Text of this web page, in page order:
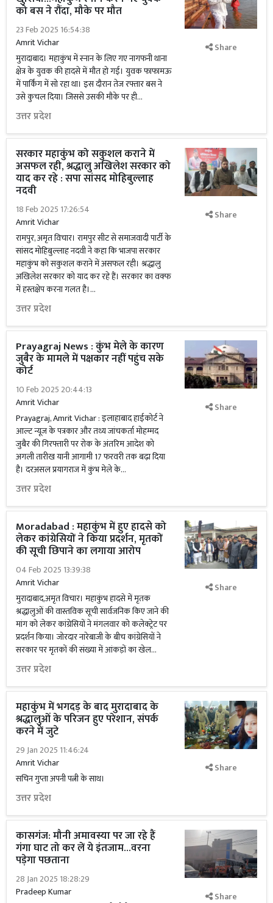
को बस ने रौंदा, मौके पर मौत
23 Feb 2025 16:54:38
Amrit Vichar
मुरादाबाद। महाकुंभ में स्नान के लिए गए नागफनी थाना
क्षेत्र के युवक की हादसे में मौत हो गई। युवक फाफामऊ
में पार्किंग में सो रहा था। इस दौरान तेज रफ्तार बस ने
उसे कुचल दिया। जिससे उसकी मौके पर ही...
उत्तर प्रदेश
Share
सरकार महाकुंभ को सकुशल कराने में
असफल रही, श्रद्धालु अखिलेश सरकार को
याद कर रहे : सपा सांसद मोहिबुल्लाह
नदवी
18 Feb 2025 17:26:54
Amrit Vichar
रामपुर, अमृत विचार। रामपुर सीट से समाजवादी पार्टी के
सांसद मोहिबुल्लाह नदवी ने कहा कि भाजपा सरकार
महाकुंभ को सकुशल कराने में असफल रही। श्रद्धालु
अखिलेश सरकार को याद कर रहे हैं। सरकार का वक्फ
में हस्तक्षेप करना गलत है।...
उत्तर प्रदेश
Share
Prayagraj News : कुंभ मेले के कारण
जुबैर के मामले में पक्षकार नहीं पहुंच सके
कोर्ट
10 Feb 2025 20:44:13
Amrit Vichar
Prayagraj, Amrit Vichar : इलाहाबाद हाईकोर्ट ने
आल्ट न्यूज के पत्रकार और तथ्य जांचकर्ता मोहम्मद
जुबैर की गिरफ्तारी पर रोक के अंतरिम आदेश को
अगली तारीख यानी आगामी 17 फरवरी तक बढ़ा दिया
है। दरअसल प्रयागराज में कुंभ मेले के...
उत्तर प्रदेश
Share
Moradabad : महाकुंभ में हुए हादसे को
लेकर कांग्रेसियों ने किया प्रदर्शन, मृतकों
की सूची छिपाने का लगाया आरोप
04 Feb 2025 13:39:38
Amrit Vichar
मुरादाबाद,अमृत विचार। महाकुंभ हादसे में मृतक
श्रद्धालुओं की वास्तविक सूची सार्वजनिक किए जाने की
मांग को लेकर कांग्रेसियों ने मंगलवार को कलेक्ट्रेट पर
प्रदर्शन किया। जोरदार नारेबाजी के बीच कांग्रेसियों ने
सरकार पर मृतकों की संख्या में आंकड़ों का खेल...
उत्तर प्रदेश
Share
महाकुंभ में भगदड़ के बाद मुरादाबाद के
श्रद्धालुओं के परिजन हुए परेशान, संपर्क
करने में जुटे
29 Jan 2025 11:46:24
Amrit Vichar
सचिन गुप्ता अपनी पत्नी के साथ।
उत्तर प्रदेश
Share
कासगंज: मौनी अमावस्या पर जा रहे हैं
गंगा घाट तो कर लें ये इंतजाम...वरना
पड़ेगा पछताना
28 Jan 2025 18:28:29
Pradeep Kumar
Share